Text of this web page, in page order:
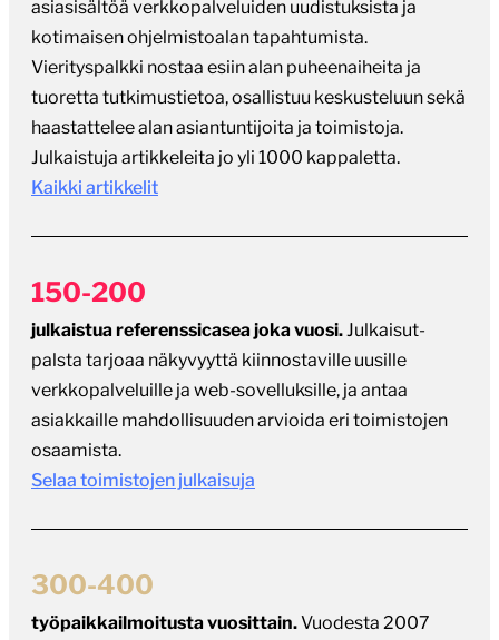
asiasisältöä verkkopalveluiden uudistuksista ja
kotimaisen ohjelmistoalan tapahtumista.
Vierityspalkki nostaa esiin alan puheenaiheita ja
tuoretta tutkimustietoa, osallistuu keskusteluun sekä
haastattelee alan asiantuntijoita ja toimistoja.
Julkaistuja artikkeleita jo yli 1000 kappaletta.
Kaikki artikkelit
150-200
julkaistua referenssicasea joka vuosi.Julkaisut-
palsta tarjoaa näkyvyyttä kiinnostaville uusille
verkkopalveluille ja web-sovelluksille, ja antaa
asiakkaille mahdollisuuden arvioida eri toimistojen
osaamista.
Selaa toimistojen julkaisuja
300-400
työpaikkailmoitusta vuosittain.Vuodesta 2007